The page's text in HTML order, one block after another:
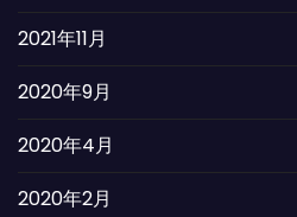
2021年11月
2020年9月
2020年4月
2020年2月